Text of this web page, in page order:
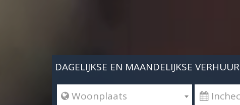
DAGELIJKSE EN MAANDELIJKSE VERHUUR
 Woonplaats